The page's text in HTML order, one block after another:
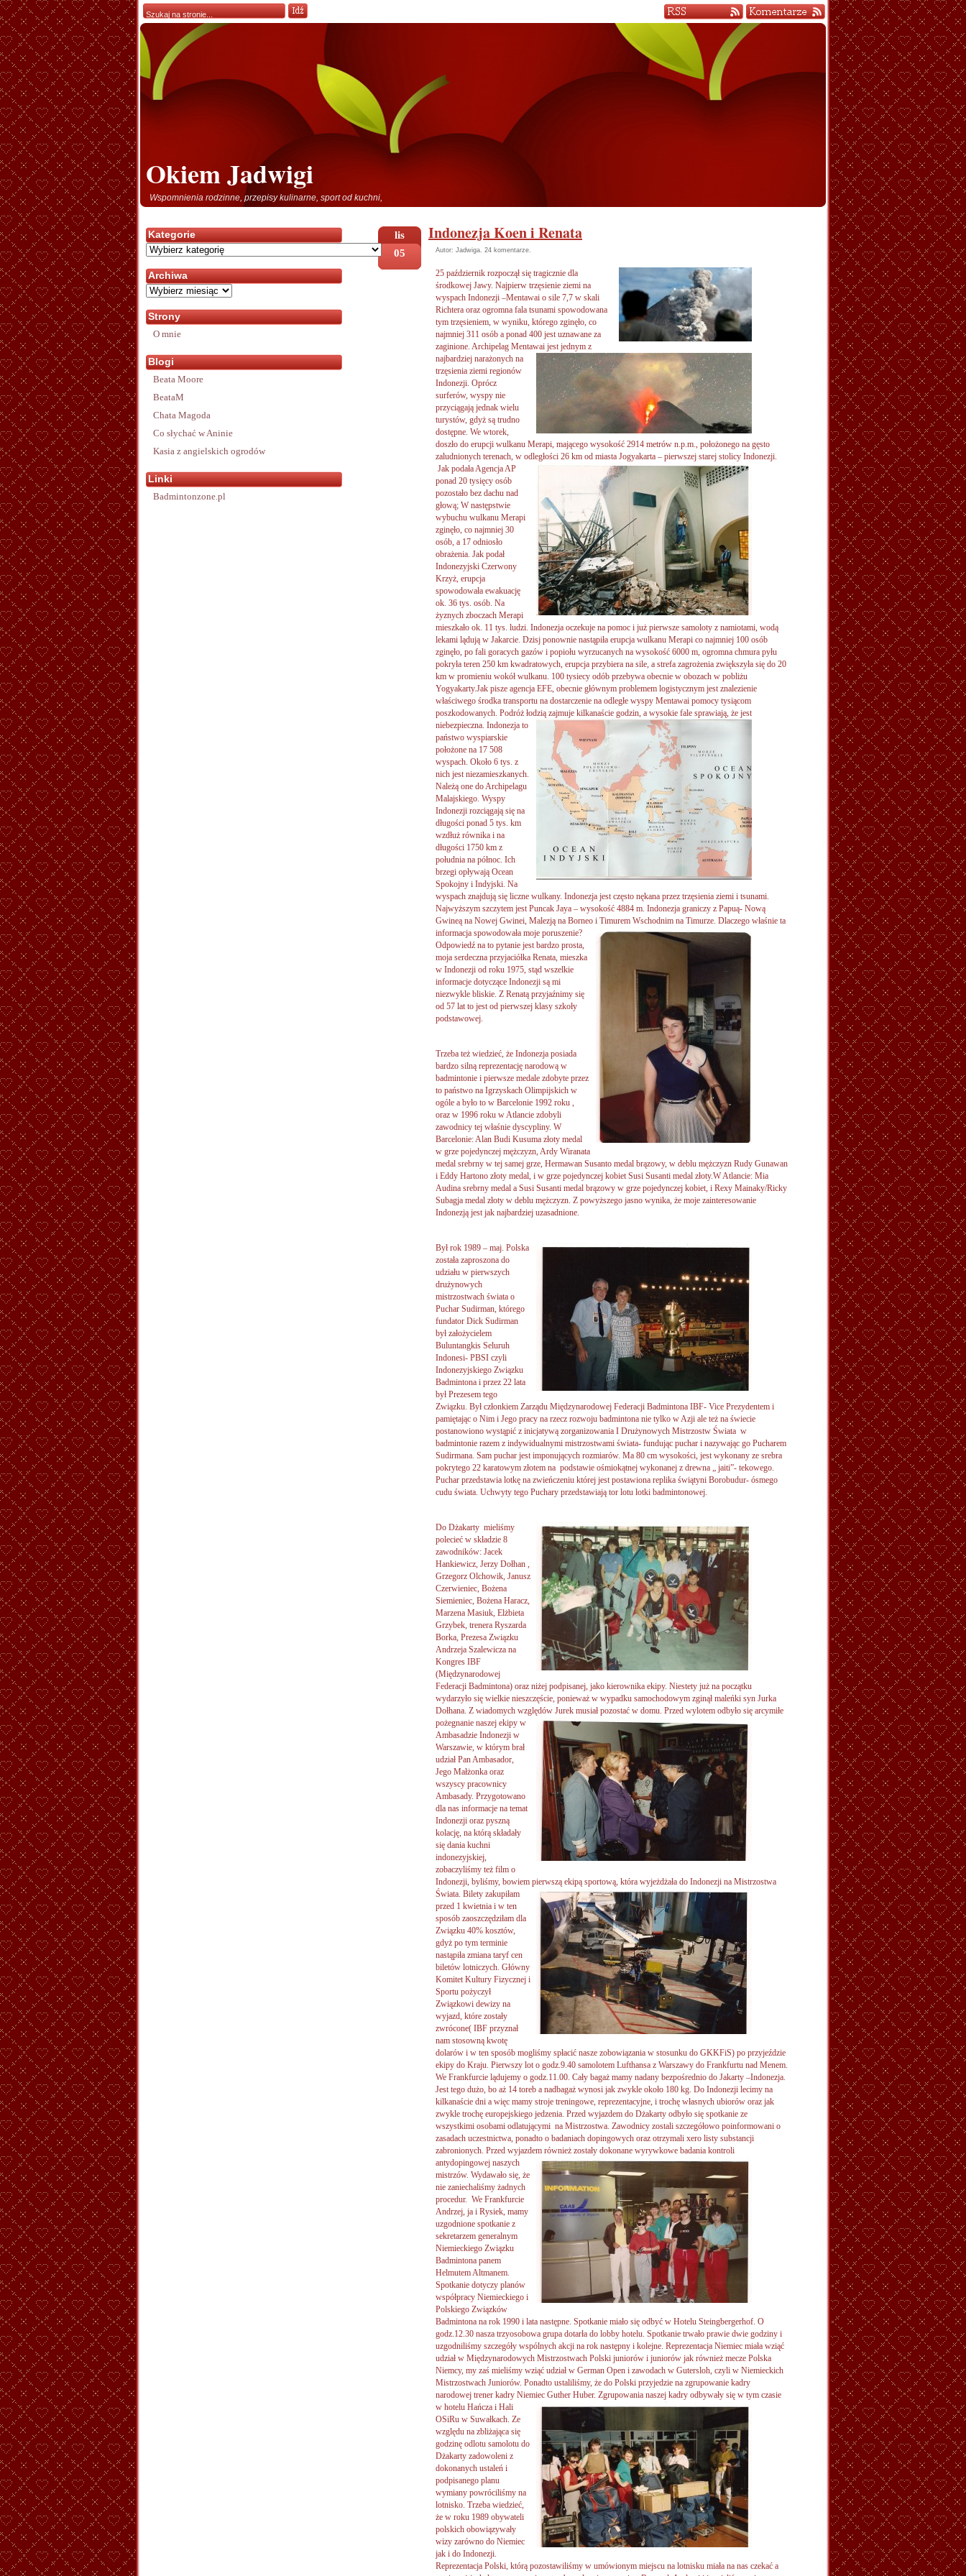
Okiem Jadwigi
Wspomnienia rodzinne, przepisy kulinarne, sport od kuchni,
lis
05
Indonezja Koen i Renata
Autor: Jadwiga. 24 komentarze.
25 październik rozpoczął się tragicznie dla
środkowej Jawy. Najpierw trzęsienie ziemi na
wyspach Indonezji –Mentawai o sile 7,7 w skali
Richtera oraz ogromna fala tsunami spowodowana
tym trzęsieniem, w wyniku, którego zginęło, co
najmniej 311 osób a ponad 400 jest uznawane za
zaginione. Archipelag Mentawai jest jednym z
najbardziej narażonych na
trzęsienia ziemi regionów
Indonezji. Oprócz
surferów, wyspy nie
przyciągają jednak wielu
turystów, gdyż są trudno
dostępne. We wtorek,
doszło do erupcji wulkanu Merapi, mającego wysokość 2914 metrów n.p.m., położonego na gęsto
zaludnionych terenach, w odległości 26 km od miasta Jogyakarta – pierwszej starej stolicy Indonezji.
Jak podała Agencja AP
ponad 20 tysięcy osób
pozostało bez dachu nad
głową; W następstwie
wybuchu wulkanu Merapi
zginęło, co najmniej 30
osób, a 17 odniosło
obrażenia. Jak podał
Indonezyjski Czerwony
Krzyż, erupcja
spowodowała ewakuację
ok. 36 tys. osób. Na
żyznych zboczach Merapi
mieszkało ok. 11 tys. ludzi. Indonezja oczekuje na pomoc i już pierwsze samoloty z namiotami, wodą
lekami lądują w Jakarcie. Dzisj ponownie nastąpiła erupcja wulkanu Merapi co najmniej 100 osób
zginęło, po fali goracych gazów i popiołu wyrzucanych na wysokość 6000 m, ogromna chmura pyłu
pokryła teren 250 km kwadratowych, erupcja przybiera na sile, a strefa zagrożenia zwiększyła się do 20
km w promieniu wokół wulkanu. 100 tysiecy odób przebywa obecnie w obozach w pobliżu
Yogyakarty.Jak pisze agencja EFE, obecnie głównym problemem logistycznym jest znalezienie
właściwego środka transportu na dostarczenie na odległe wyspy Mentawai pomocy tysiącom
poszkodowanych. Podróż łodzią zajmuje kilkanaście godzin, a wysokie fale sprawiają, że jest
niebezpieczna. Indonezja to
państwo wyspiarskie
położone na 17 508
wyspach. Około 6 tys. z
nich jest niezamieszkanych.
Należą one do Archipelagu
Malajskiego. Wyspy
Indonezji rozciągają się na
długości ponad 5 tys. km
wzdłuż równika i na
długości 1750 km z
południa na północ. Ich
brzegi opływają Ocean
Spokojny i Indyjski. Na
wyspach znajdują się liczne wulkany. Indonezja jest często nękana przez trzęsienia ziemi i tsunami.
Najwyższym szczytem jest Puncak Jaya – wysokość 4884 m. Indonezja graniczy z Papuą- Nową
Gwineą na Nowej Gwinei, Malezją na Borneo i Timurem Wschodnim na Timurze. Dlaczego właśnie ta
informacja spowodowała moje poruszenie?
Odpowiedź na to pytanie jest bardzo prosta,
moja serdeczna przyjaciółka Renata, mieszka
w Indonezji od roku 1975, stąd wszelkie
informacje dotyczące Indonezji są mi
niezwykle bliskie. Z Renatą przyjaźnimy się
od 57 lat to jest od pierwszej klasy szkoły
podstawowej.
Trzeba też wiedzieć, że Indonezja posiada
bardzo silną reprezentację narodową w
badmintonie i pierwsze medale zdobyte przez
to państwo na Igrzyskach Olimpijskich w
ogóle a było to w Barcelonie 1992 roku ,
oraz w 1996 roku w Atlancie zdobyli
zawodnicy tej właśnie dyscypliny. W
Barcelonie: Alan Budi Kusuma złoty medal
w grze pojedynczej mężczyzn, Ardy Wiranata
medal srebrny w tej samej grze, Hermawan Susanto medal brązowy, w deblu mężczyzn Rudy Gunawan
i Eddy Hartono złoty medal, i w grze pojedynczej kobiet Susi Susanti medal złoty.W Atlancie: Mia
Audina srebrny medal a Susi Susanti medal brązowy w grze pojedynczej kobiet, i Rexy Mainaky/Ricky
Subagja medal złoty w deblu mężczyzn. Z powyższego jasno wynika, że moje zainteresowanie
Indonezją jest jak najbardziej uzasadnione.
Był rok 1989 – maj. Polska
została zaproszona do
udziału w pierwszych
drużynowych
mistrzostwach świata o
Puchar Sudirman, którego
fundator Dick Sudirman
był założycielem
Buluntangkis Seluruh
Indonesi- PBSI czyli
Indonezyjskiego Związku
Badmintona i przez 22 lata
był Prezesem tego
Związku. Był członkiem Zarządu Międzynarodowej Federacji Badmintona IBF- Vice Prezydentem i
pamiętając o Nim i Jego pracy na rzecz rozwoju badmintona nie tylko w Azji ale też na świecie
postanowiono wystąpić z inicjatywą zorganizowania I Drużynowych Mistrzostw Świata w
badmintonie razem z indywidualnymi mistrzostwami świata- fundując puchar i nazywając go Pucharem
Sudirmana. Sam puchar jest imponujących rozmiarów. Ma 80 cm wysokości, jest wykonany ze srebra
pokrytego 22 karatowym złotem na podstawie ośmiokątnej wykonanej z drewna „ jaiti”- tekowego.
Puchar przedstawia lotkę na zwieńczeniu której jest postawiona replika świątyni Borobudur- ósmego
cudu świata. Uchwyty tego Puchary przedstawiają tor lotu lotki badmintonowej.
Do Dżakarty mieliśmy
polecieć w składzie 8
zawodników: Jacek
Hankiewicz, Jerzy Dołhan ,
Grzegorz Olchowik, Janusz
Czerwieniec, Bożena
Siemieniec, Bożena Haracz,
Marzena Masiuk, Elżbieta
Grzybek, trenera Ryszarda
Borka, Prezesa Związku
Andrzeja Szalewicza na
Kongres IBF
(Międzynarodowej
Federacji Badmintona) oraz niżej podpisanej, jako kierownika ekipy. Niestety już na początku
wydarzyło się wielkie nieszczęście, ponieważ w wypadku samochodowym zginął maleńki syn Jurka
Dołhana. Z wiadomych względów Jurek musiał pozostać w domu. Przed wylotem odbyło się arcymiłe
pożegnanie naszej ekipy w
Ambasadzie Indonezji w
Warszawie, w którym brał
udział Pan Ambasador,
Jego Małżonka oraz
wszyscy pracownicy
Ambasady. Przygotowano
dla nas informacje na temat
Indonezji oraz pyszną
kolację, na którą składały
się dania kuchni
indonezyjskiej,
zobaczyliśmy też film o
Indonezji, byliśmy, bowiem pierwszą ekipą sportową, która wyjeżdżała do Indonezji na Mistrzostwa
Świata. Bilety zakupiłam
przed 1 kwietnia i w ten
sposób zaoszczędziłam dla
Związku 40% kosztów,
gdyż po tym terminie
nastąpiła zmiana taryf cen
biletów lotniczych. Główny
Komitet Kultury Fizycznej i
Sportu pożyczył
Związkowi dewizy na
wyjazd, które zostały
zwrócone( IBF przyznał
nam stosowną kwotę
dolarów i w ten sposób mogliśmy spłacić nasze zobowiązania w stosunku do GKKFiS) po przyjeździe
ekipy do Kraju. Pierwszy lot o godz.9.40 samolotem Lufthansa z Warszawy do Frankfurtu nad Menem.
We Frankfurcie lądujemy o godz.11.00. Cały bagaż mamy nadany bezpośrednio do Jakarty –Indonezja.
Jest tego dużo, bo aż 14 toreb a nadbagaż wynosi jak zwykle około 180 kg. Do Indonezji lecimy na
kilkanaście dni a więc mamy stroje treningowe, reprezentacyjne, i trochę własnych ubiorów oraz jak
zwykle trochę europejskiego jedzenia. Przed wyjazdem do Dżakarty odbyło się spotkanie ze
wszystkimi osobami odlatującymi na Mistrzostwa. Zawodnicy zostali szczegółowo poinformowani o
zasadach uczestnictwa, ponadto o badaniach dopingowych oraz otrzymali xero listy substancji
zabronionych. Przed wyjazdem również zostały dokonane wyrywkowe badania kontroli
antydopingowej naszych
mistrzów. Wydawało się, że
nie zaniechaliśmy żadnych
procedur. We Frankfurcie
Andrzej, ja i Rysiek, mamy
uzgodnione spotkanie z
sekretarzem generalnym
Niemieckiego Związku
Badmintona panem
Helmutem Altmanem.
Spotkanie dotyczy planów
współpracy Niemieckiego i
Polskiego Związków
Badmintona na rok 1990 i lata następne. Spotkanie miało się odbyć w Hotelu Steingbergerhof. O
godz.12.30 nasza trzyosobowa grupa dotarła do lobby hotelu. Spotkanie trwało prawie dwie godziny i
uzgodniliśmy szczegóły wspólnych akcji na rok następny i kolejne. Reprezentacja Niemiec miała wziąć
udział w Międzynarodowych Mistrzostwach Polski juniorów i juniorów jak również mecze Polska
Niemcy, my zaś mieliśmy wziąć udział w German Open i zawodach w Gutersloh, czyli w Niemieckich
Mistrzostwach Juniorów. Ponadto ustaliliśmy, że do Polski przyjedzie na zgrupowanie kadry
narodowej trener kadry Niemiec Guther Huber. Zgrupowania naszej kadry odbywały się w tym czasie
w hotelu Hańcza i Hali
OSiRu w Suwałkach. Ze
względu na zbliżająca się
godzinę odlotu samolotu do
Dżakarty zadowoleni z
dokonanych ustaleń i
podpisanego planu
wymiany powróciliśmy na
lotnisko. Trzeba wiedzieć,
że w roku 1989 obywateli
polskich obowiązywały
wizy zarówno do Niemiec
jak i do Indonezji.
Reprezentacja Polski, którą pozostawiliśmy w umówionym miejscu na lotnisku miała na nas czekać a
Kategorie
Kategorie
Archiwa
Archiwa
Strony
O mnie
Blogi
Beata Moore
BeataM
Chata Magoda
Co słychać w Aninie
Kasia z angielskich ogrodów
Linki
Badmintonzone.pl